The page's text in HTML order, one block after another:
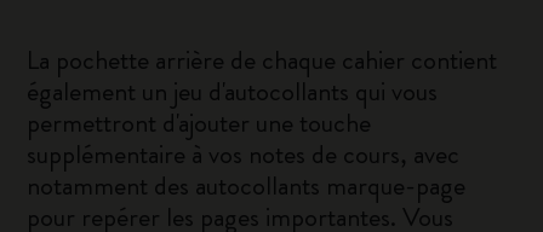
La pochette arrière de chaque cahier contient
également un jeu d'autocollants qui vous
permettront d'ajouter une touche
supplémentaire à vos notes de cours, avec
notamment des autocollants marque-page
pour repérer les pages importantes. Vous